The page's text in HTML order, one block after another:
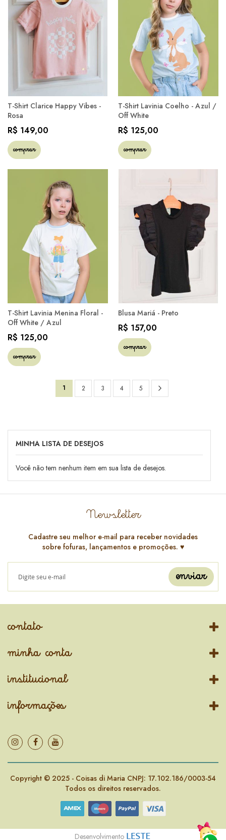
T-Shirt Clarice Happy Vibes -
Rosa
R$ 149,00
comprar
T-Shirt Lavinia Coelho - Azul /
Off White
R$ 125,00
comprar
T-Shirt Lavinia Menina Floral -
Off White / Azul
R$ 125,00
comprar
Blusa Mariá - Preto
R$ 157,00
comprar
Página
Você
1 Página
2 Página
3 Página
4 Página
5
MINHA LISTA DE DESEJOS
Você não tem nenhum item em sua lista de desejos.
Newsletter
Cadastre seu melhor e-mail para receber novidades
sobre fofuras, lançamentos e promoções. ♥️
enviar
contato
minha conta
institucional
informações
Copyright © 2025 - Coisas di Maria CNPJ: 17.102.186/0003-54
Todos os direitos reservados.
Desenvolvimento